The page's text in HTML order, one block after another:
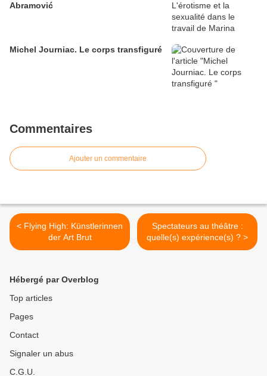
Abramović
Michel Journiac. Le corps transfiguré
Commentaires
Ajouter un commentaire
< Flying High: Künstlerinnen
der Art Brut
Spectateurs au théâtre :
quelle(s) expérience(s) ? >
Hébergé par Overblog
Top articles
Pages
Contact
Signaler un abus
C.G.U.